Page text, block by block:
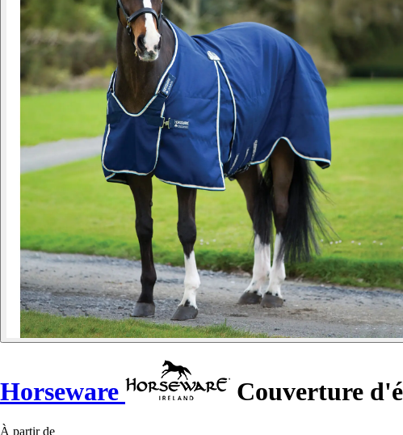
Horseware Couverture
À partir de